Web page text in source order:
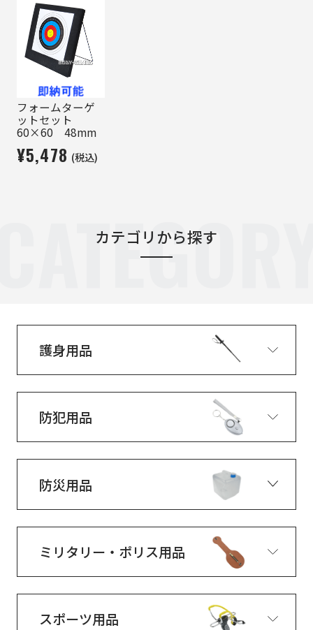
フォームターゲ
ットセット
60×60 48mm
¥5,478 (税込)
カテゴリから探す
護身用品
防犯用品
防災用品
ミリタリー・ポリス用品
スポーツ用品